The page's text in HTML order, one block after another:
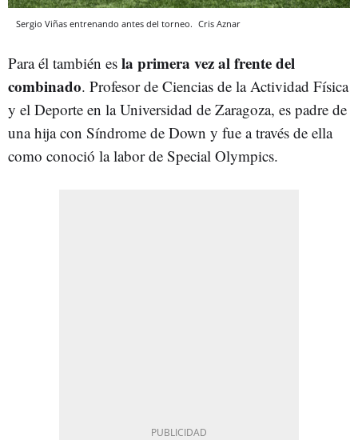
Sergio Viñas entrenando antes del torneo. Cris Aznar
Para él también es la primera vez al frente del
combinado. Profesor de Ciencias de la Actividad Física
y el Deporte en la Universidad de Zaragoza, es padre de
una hija con Síndrome de Down y fue a través de ella
como conoció la labor de Special Olympics.